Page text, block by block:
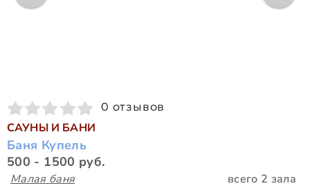
0 отзывов
САУНЫ И БАНИ
Баня Купель
500 - 1500 руб.
Малая баня всего 2 зала